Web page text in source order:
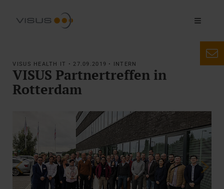
VISUS HEALTH IT • 27.09.2019 • INTERN
VISUS Partnertreffen in
Rotterdam